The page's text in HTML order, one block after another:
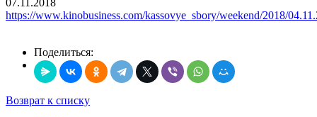
https://www.kinobusiness.com/kassovye_sbory/weekend/2018/
Поделиться:
Возврат к списку